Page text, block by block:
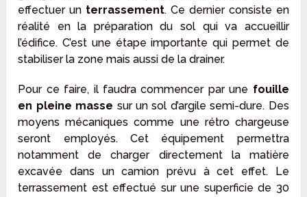
effectuer un terrassement. Ce dernier consiste en
réalité en la préparation du sol qui va accueillir
l’édifice. C’est une étape importante qui permet de
stabiliser la zone mais aussi de la drainer.
Pour ce faire, il faudra commencer par une fouille
en pleine masse sur un sol d’argile semi-dure. Des
moyens mécaniques comme une rétro chargeuse
seront employés. Cet équipement permettra
notamment de charger directement la matière
excavée dans un camion prévu à cet effet. Le
terrassement est effectué sur une superficie de 30